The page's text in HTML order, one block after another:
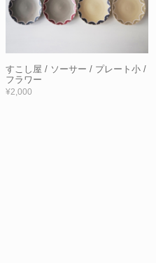
すこし屋 / ソーサー / プレート小 /
フラワー
¥2,000